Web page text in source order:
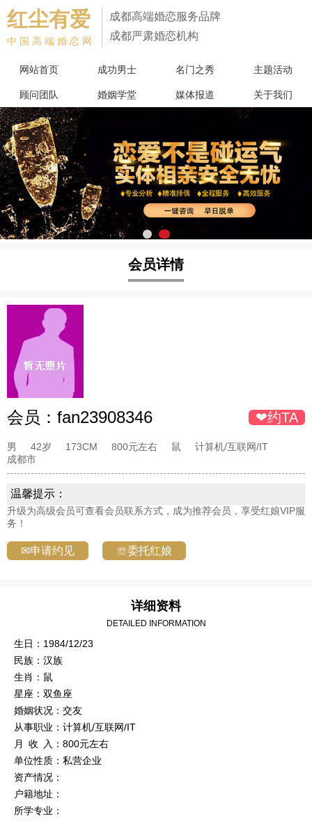
红尘有爱
中国高端婚恋网
成都高端婚恋服务品牌
成都严肃婚恋机构
网站首页 成功男士 名门之秀 主题活动
顾问团队 婚姻学堂 媒体报道 关于我们
会员详情
会员： fan23908346 ❤约TA
男 42岁 173CM 800元左右 鼠
计算机/互联网/IT
成都市
温馨提示：
升级为高级会员可查看会员联系方式，成为推荐会员，享受红娘VIP服
务！
✉申请约见 ☏委托红娘
详细资料
DETAILED INFORMATION
生日：1984/12/23
民族：汉族
生肖：鼠
星座：双鱼座
婚姻状况：交友
从事职业：计算机/互联网/IT
月 收 入：800元左右
单位性质：私营企业
资产情况：
户籍地址：
所学专业：